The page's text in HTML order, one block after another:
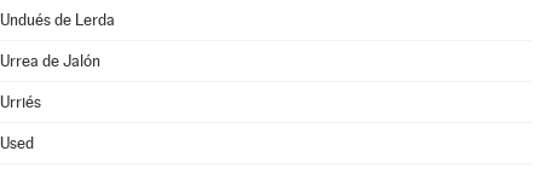
Undués de Lerda
Urrea de Jalón
Urriés
Used